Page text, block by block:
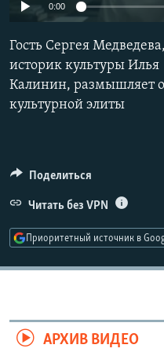
РАСПИСАНИЕ ВЕЩАНИЯ
ПОДПИШИТЕСЬ НА
СОЦИАЛЬНЫЕ СЕТИ
Auto
0:00
Гость Сергея Медведева,
историк культуры Илья
Калинин, размышляет
культурной элиты
Поделиться
Читать без VPN
Приоритетный источник в
АРХИВ ВИДЕО